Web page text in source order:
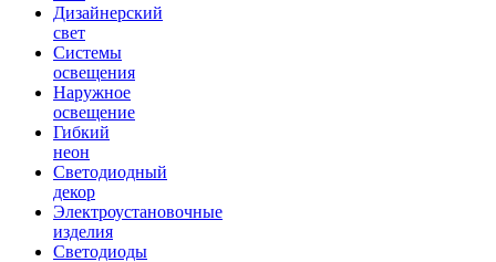
Дизайнерский
свет
Системы
освещения
Наружное
освещение
Гибкий
неон
Светодиодный
декор
Электроустановочные
изделия
Светодиоды